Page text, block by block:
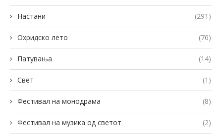
Настани (291)
Охридско лето (76)
Патувања (14)
Свет (1)
Фестивал на монодрама (8)
Фестивал на музика од светот (2)